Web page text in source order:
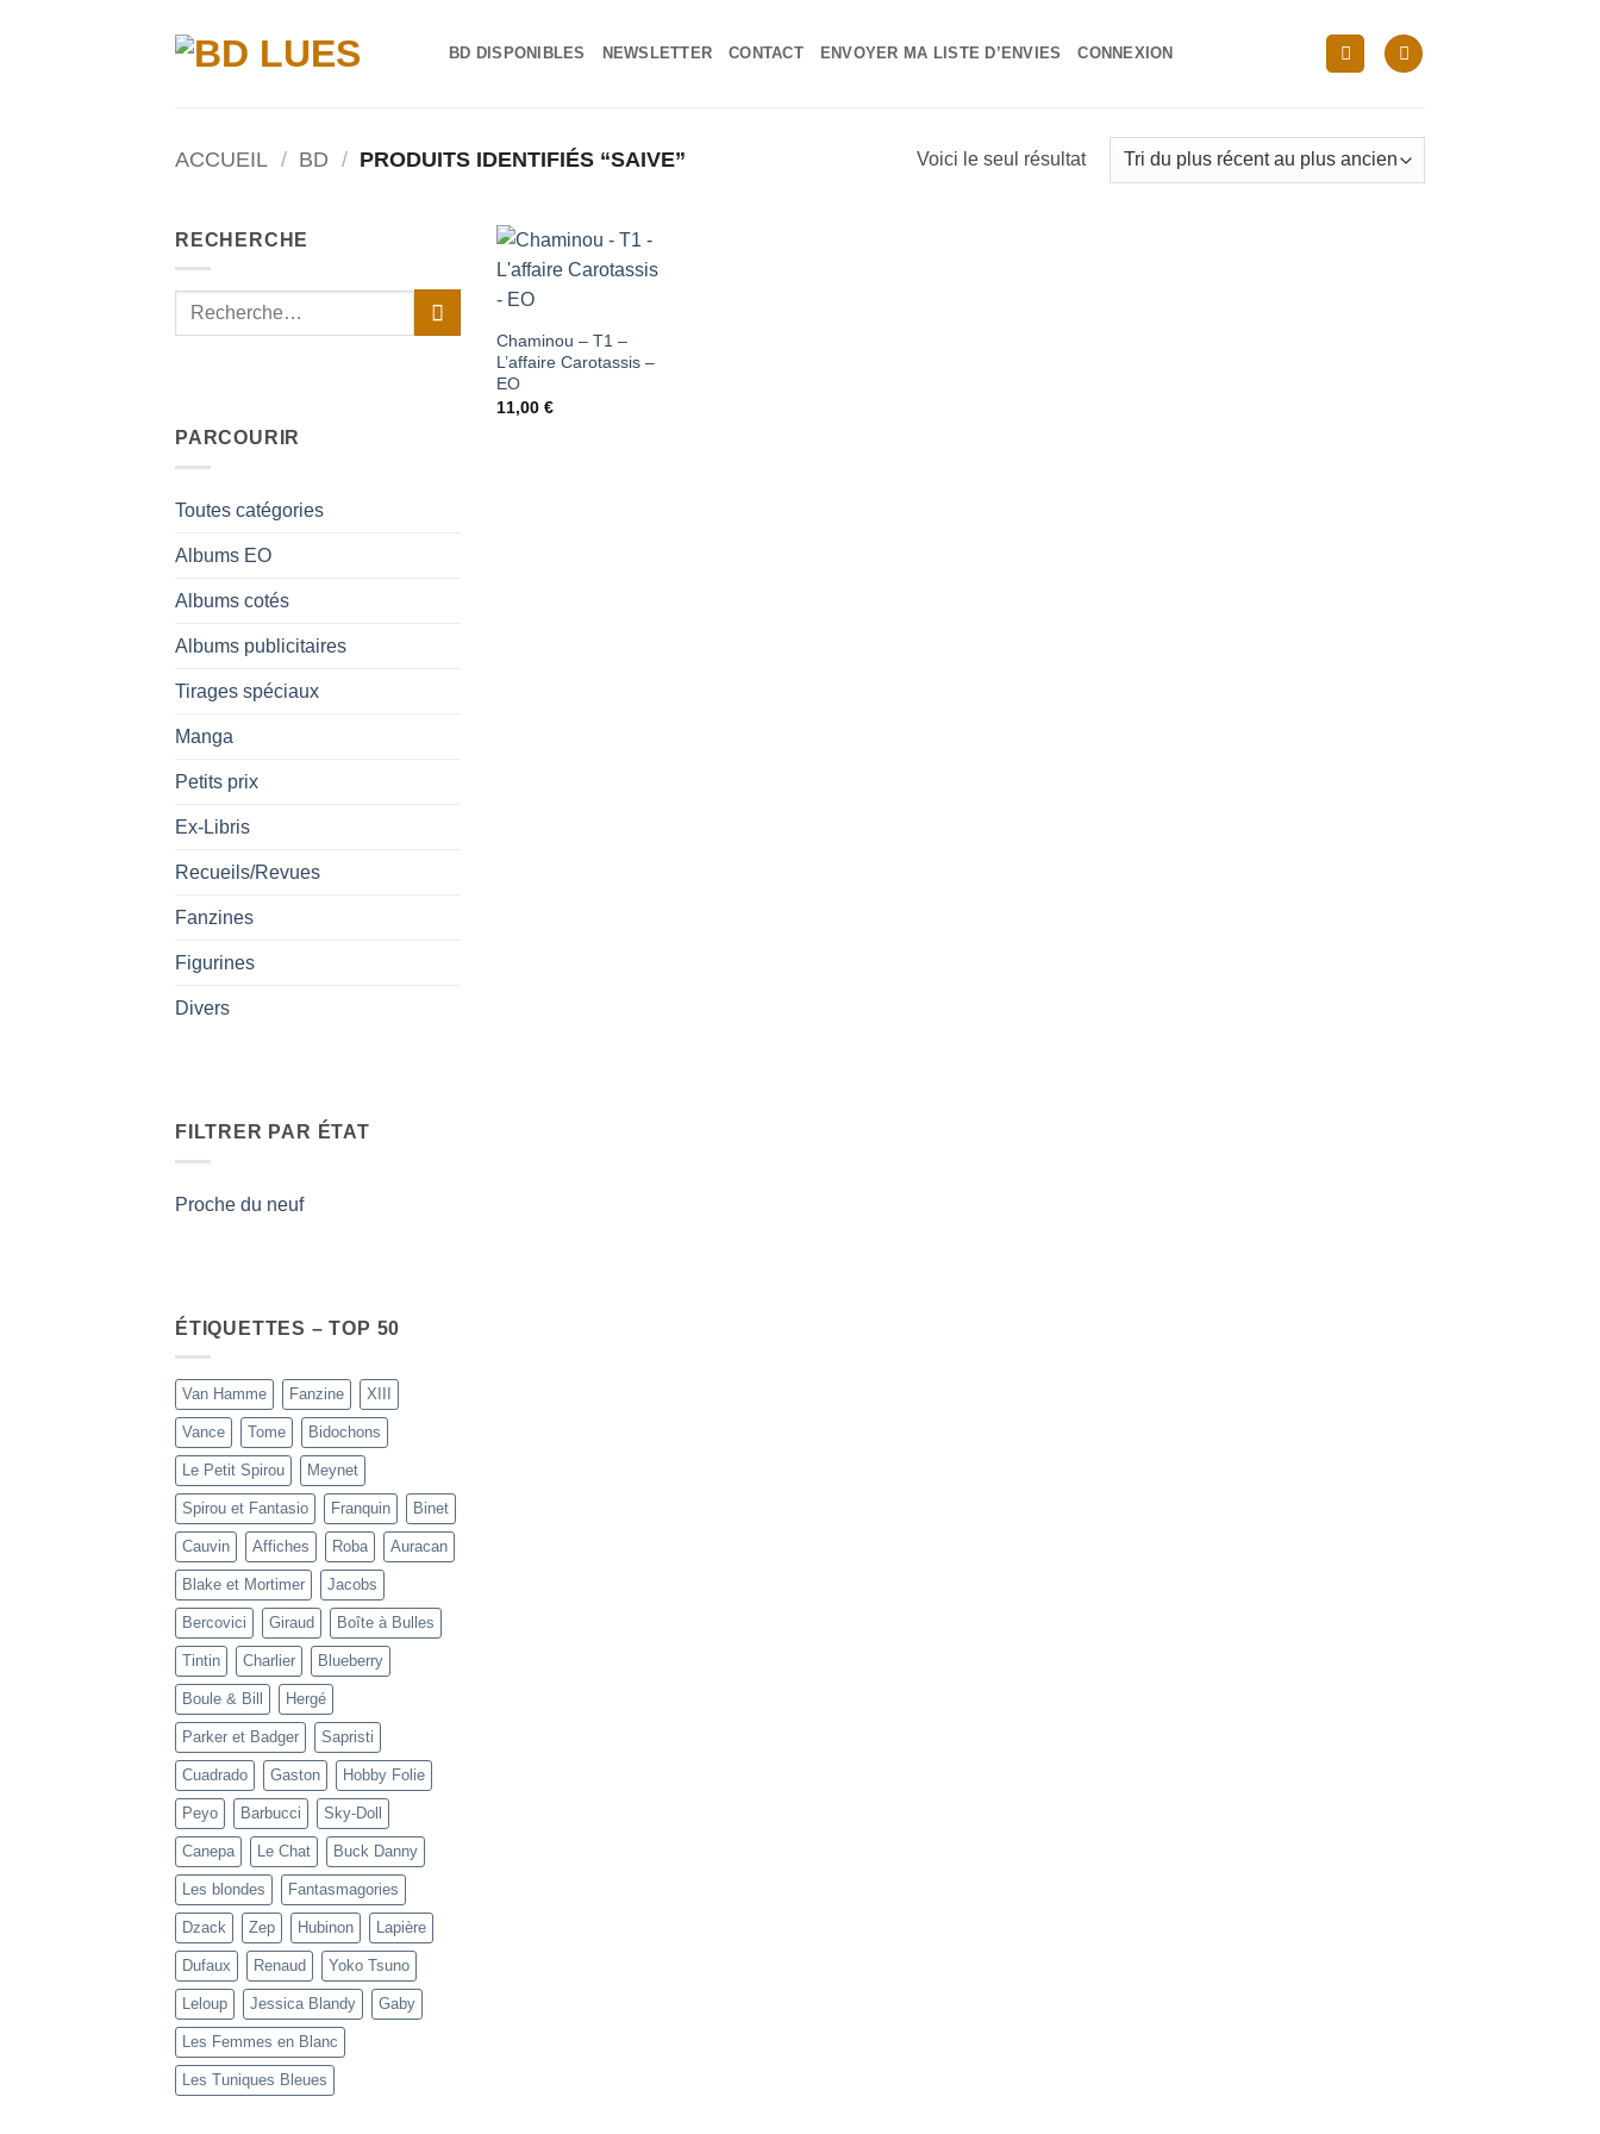
BD DISPONIBLES NEWSLETTER CONTACT ENVOYER MA LISTE D’ENVIES CONNEXION
ACCUEIL / BD / PRODUITS IDENTIFIÉS “SAIVE” Voici le seul résultat
RECHERCHE
Recherche
PARCOURIR
Toutes catégories
Albums EO
Albums cotés
Albums publicitaires
Tirages spéciaux
Manga
Petits prix
Ex-Libris
Recueils/Revues
Fanzines
Figurines
Divers
FILTRER PAR ÉTAT
Proche du neuf
ÉTIQUETTES – TOP 50
Van Hamme Fanzine XIII
Vance Tome Bidochons
Le Petit Spirou Meynet
Spirou et Fantasio Franquin Binet
Cauvin Affiches Roba Auracan
Blake et Mortimer Jacobs
Bercovici Giraud Boîte à Bulles
Tintin Charlier Blueberry
Boule & Bill Hergé
Parker et Badger Sapristi
Cuadrado Gaston Hobby Folie
Peyo Barbucci Sky-Doll
Canepa Le Chat Buck Danny
Les blondes Fantasmagories
Dzack Zep Hubinon Lapière
Dufaux Renaud Yoko Tsuno
Leloup Jessica Blandy Gaby
Les Femmes en Blanc
Les Tuniques Bleues
liste
Chaminou – T1 –
L’affaire Carotassis –
EO
11,00 €